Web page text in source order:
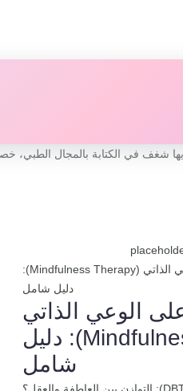
على الوعي الذاتي
(Mindfulness Therapy): دليل
شامل